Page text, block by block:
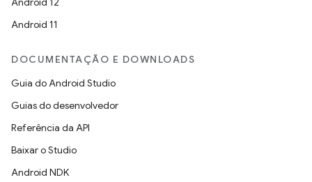
Android 11
DOCUMENTAÇÃO E DOWNLOADS
Guia do Android Studio
Guias do desenvolvedor
Referência da API
Baixar o Studio
Android NDK